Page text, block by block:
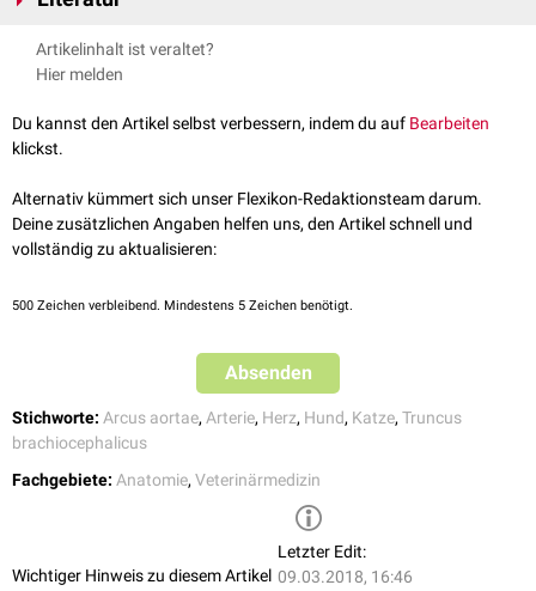
Arteria carotis communis sinistra
Arteria carotis communis dextra
Einzige Ausnahme stellen hierbei dieFleischfresserdar, bei denen die
linke Arteria carotis communis noch vor dem Abgang der Arteria carotis
hervorgeht. Aufgrund der getrennten Ursprungsstellen ist entsprechend
kein Truncus bicaroticus ausgebildet.
Nickel, Richard, August Schummer, Eugen Seiferle. Band III:
Kreislaufsystem. Lehrbuch der Anatomie der Haustiere. Parey, 2004.
Haussäugetiere: Lehrbuch und Farbatlas für Studium und Praxis.
Schattauer Verlag, 2014.
Artikelinhalt ist veraltet?
Hier melden
Du kannst den Artikel selbst verbessern, indem du auf Bearbeiten
klickst.
Alternativ kümmert sich unser Flexikon-Redaktionsteam darum.
Deine zusätzlichen Angaben helfen uns, den Artikel schnell und
vollständig zu aktualisieren:
500 Zeichen verbleibend. Mindestens 5 Zeichen benötigt.
Absenden
Stichworte: Arcus aortae, Arterie, Herz, Hund, Katze, Truncus
brachiocephalicus
Fachgebiete: Anatomie, Veterinärmedizin
Wichtiger Hinweis zu diesem Artikel
Letzter Edit:
09.03.2018, 16:46